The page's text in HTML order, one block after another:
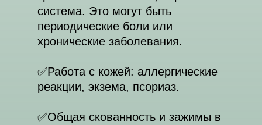
система. Это могут быть
периодические боли или
хронические заболевания.
✅️Работа с кожей: аллергические
реакции, экзема, псориаз.
✅️Общая скованность и зажимы в